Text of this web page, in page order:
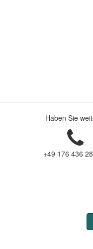
Haben Sie
+49 176 436